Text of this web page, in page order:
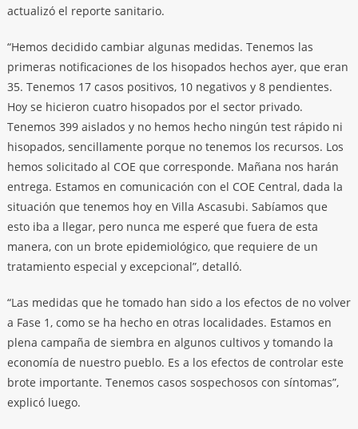
actualizó el reporte sanitario.
“Hemos decidido cambiar algunas medidas. Tenemos las
primeras notificaciones de los hisopados hechos ayer, que eran
35. Tenemos 17 casos positivos, 10 negativos y 8 pendientes.
Hoy se hicieron cuatro hisopados por el sector privado.
Tenemos 399 aislados y no hemos hecho ningún test rápido ni
hisopados, sencillamente porque no tenemos los recursos. Los
hemos solicitado al COE que corresponde. Mañana nos harán
entrega. Estamos en comunicación con el COE Central, dada la
situación que tenemos hoy en Villa Ascasubi. Sabíamos que
esto iba a llegar, pero nunca me esperé que fuera de esta
manera, con un brote epidemiológico, que requiere de un
tratamiento especial y excepcional”, detalló.
“Las medidas que he tomado han sido a los efectos de no volver
a Fase 1, como se ha hecho en otras localidades. Estamos en
plena campaña de siembra en algunos cultivos y tomando la
economía de nuestro pueblo. Es a los efectos de controlar este
brote importante. Tenemos casos sospechosos con síntomas”,
explicó luego.